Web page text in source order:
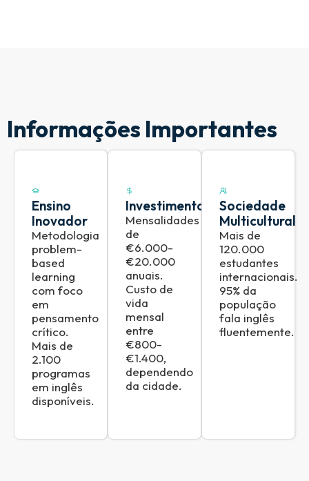
Informações Importantes
Ensino
Inovador
Metodologia
problem-
based
learning
com foco
em
pensamento
crítico.
Mais de
2.100
programas
em inglês
disponíveis.
Investimento
Mensalidades
de
€6.000-
€20.000
anuais.
Custo de
vida
mensal
entre
€800-
€1.400,
dependendo
da cidade.
Sociedade
Multicultural
Mais de
120.000
estudantes
internacionais.
95% da
população
fala inglês
fluentemente.